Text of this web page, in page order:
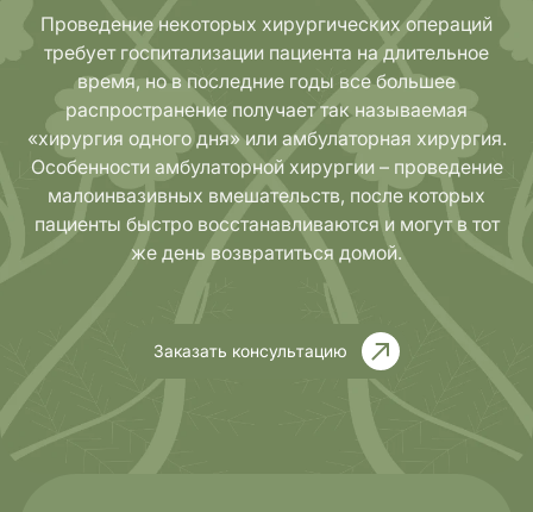
Проведение некоторых хирургических операций
требует госпитализации пациента на длительное
время, но в последние годы все большее
распространение получает так называемая
«хирургия одного дня» или амбулаторная хирургия.
Особенности амбулаторной хирургии – проведение
малоинвазивных вмешательств, после которых
пациенты быстро восстанавливаются и могут в тот
же день возвратиться домой.
Заказать консультацию